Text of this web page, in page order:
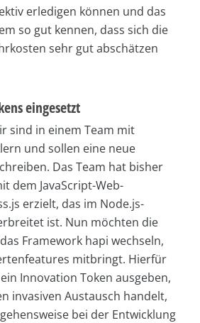
erledigen können und das
so gut kennen, dass sich die
sehr gut abschätzen
eingesetzt
sind in einem Team mit
und sollen eine neue
Das Team hat bisher
dem JavaScript-Web-
erzielt, das im Node.js-
ist. Nun möchten die
Framework hapi wechseln,
mitbringt. Hierfür
Innovation Token ausgeben,
invasiven Austausch handelt,
bei der Entwicklung